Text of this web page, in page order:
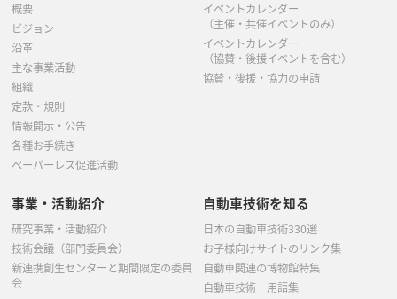
概要
ビジョン
沿革
主な事業活動
組織
定款・規則
情報開示・公告
各種お手続き
ペーパーレス促進活動
イベントカレンダー
（主催・共催イベントのみ）
イベントカレンダー
（協賛・後援イベントを含む）
協賛・後援・協力の申請
事業・活動紹介
研究事業・活動紹介
技術会議（部門委員会）
新連携創生センターと期間限定の委員
会
自動車技術を知る
日本の自動車技術330選
お子様向けサイトのリンク集
自動車関連の博物館特集
自動車技術 用語集